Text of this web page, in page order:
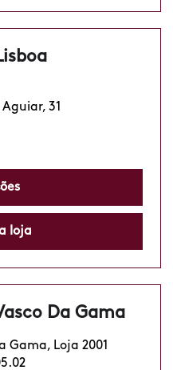
31
loja
Da Gama
Gama, Loja 2001